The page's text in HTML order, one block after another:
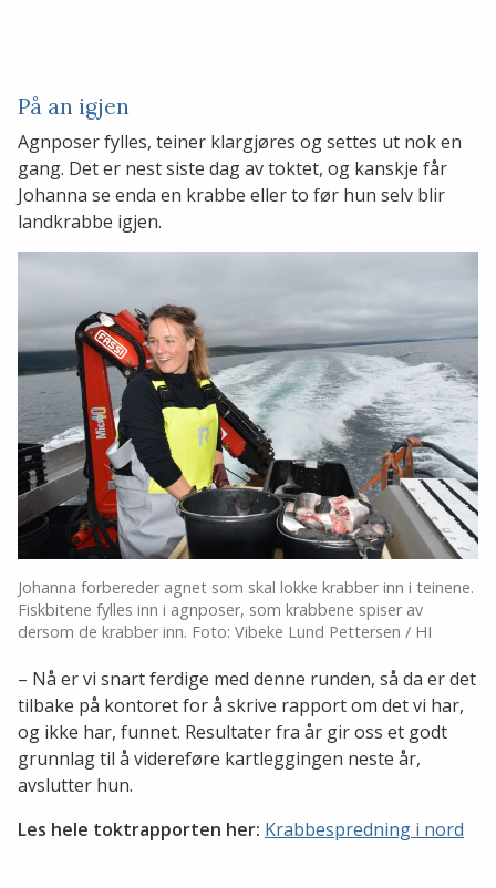
På an igjen
Agnposer fylles, teiner klargjøres og settes ut nok en
gang. Det er nest siste dag av toktet, og kanskje får
Johanna se enda en krabbe eller to før hun selv blir
landkrabbe igjen.
Johanna forbereder agnet som skal lokke krabber inn i teinene.
Fiskbitene fylles inn i agnposer, som krabbene spiser av
dersom de krabber inn. Foto: Vibeke Lund Pettersen / HI
– Nå er vi snart ferdige med denne runden, så da er det
tilbake på kontoret for å skrive rapport om det vi har,
og ikke har, funnet. Resultater fra år gir oss et godt
grunnlag til å videreføre kartleggingen neste år,
avslutter hun.
Les hele toktrapporten her: Krabbespredning i nord